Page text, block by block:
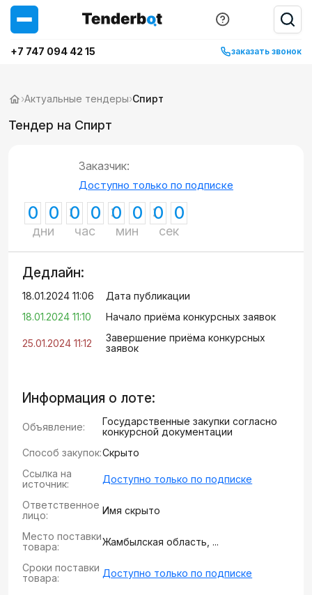
+7 747 094 42 15 заказать звонок
›Актуальные тендеры›Спирт
Тендер на Спирт
Заказчик:
Доступно только по подписке
0 0
дни
0 0
час
0 0
мин
0 0
сек
Дедлайн:
18.01.2024 11:06
Дата публикации
18.01.2024 11:10
Начало приёма конкурсных заявок
25.01.2024 11:12
Завершение приёма конкурсных
заявок
Информация о лоте:
Объявление:
Государственные закупки согласно
конкурсной документации
Способ закупок:Скрыто
Ссылка на
источник:
Доступно только по подписке
Ответственное
лицо:
Имя скрыто
Место поставки
товара:
Жамбылская область, ...
Сроки поставки
товара:
Доступно только по подписке